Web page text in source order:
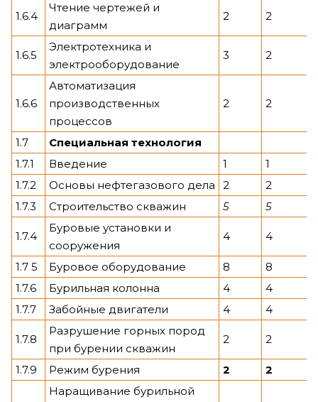
1.6.4
Чтение чертежей и
диаграмм
2 2
1.6.5
Электротехника и
электрооборудование
3 2
1.6.6
Автоматизация
производственных
процессов
2 2
1.7
Специальная технология
1.7.1
Введение 1
1
1.7.2
Основы нефтегазового дела 2
2
1.7.3
Строительство скважин 5 5
1.7.4
Буровые установки и
сооружения
4 4
1.7 5 Буровое оборудование 8
8
1.7.6
Бурильная колонна 4
4
1.7.7
Забойные двигатели 4 4
1.7.8
Разрушение горных пород
при бурении скважин
2 2
1.7.9 Режим бурения 2 2
Наращивание бурильной